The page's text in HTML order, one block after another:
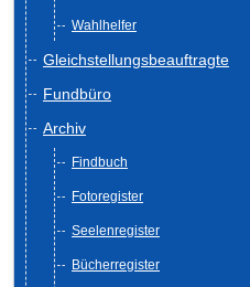
Wahlhelfer
Gleichstellungsbeauftragte
Fundbüro
Archiv
Findbuch
Fotoregister
Seelenregister
Bücherregister